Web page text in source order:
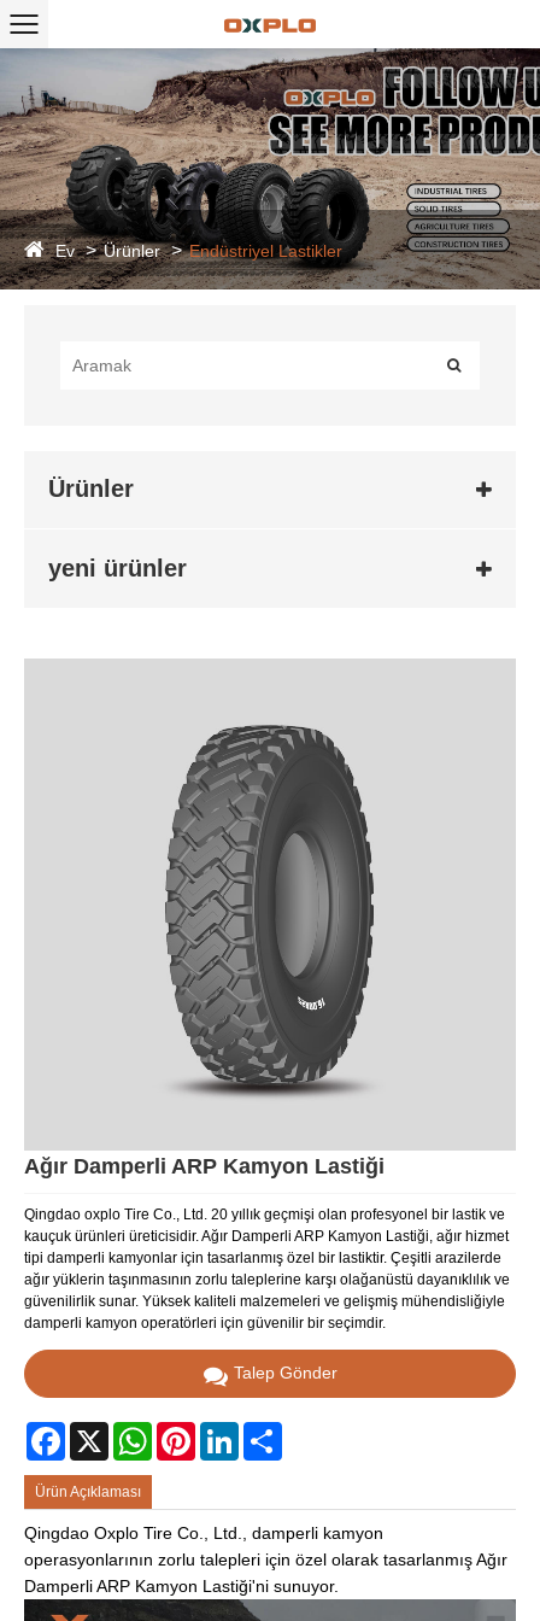
Ev Ürünler Endüstriyel Lastikler
Ürünler
yeni ürünler
Ağır Damperli ARP Kamyon Lastiği
Qingdao oxplo Tire Co., Ltd. 20 yıllık geçmişi olan profesyonel bir lastik ve
kauçuk ürünleri üreticisidir. Ağır Damperli ARP Kamyon Lastiği, ağır hizmet
tipi damperli kamyonlar için tasarlanmış özel bir lastiktir. Çeşitli arazilerde
ağır yüklerin taşınmasının zorlu taleplerine karşı olağanüstü dayanıklılık ve
güvenilirlik sunar. Yüksek kaliteli malzemeleri ve gelişmiş mühendisliğiyle
damperli kamyon operatörleri için güvenilir bir seçimdir.
Talep Gönder
Facebook
X WhatsAppPinterestLinkedIn
Ürün Açıklaması
Qingdao Oxplo Tire Co., Ltd., damperli kamyon
operasyonlarının zorlu talepleri için özel olarak tasarlanmış Ağır
Damperli ARP Kamyon Lastiği'ni sunuyor.